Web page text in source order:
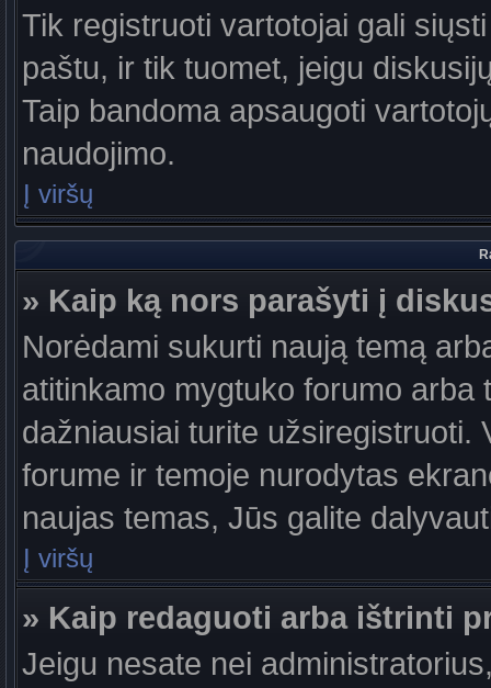
Tik registruoti vartotojai gali
paštu, ir tik tuomet, jeigu
Taip bandoma apsaugoti
naudojimo.
Į viršų
» Kaip ką nors parašyti į
Norėdami sukurti naują temą
atitinkamo mygtuko forumo
dažniausiai turite užsiregistruoti.
forume ir temoje nurodytas
naujas temas, Jūs galite
Į viršų
» Kaip redaguoti arba ištrinti
Jeigu nesate nei